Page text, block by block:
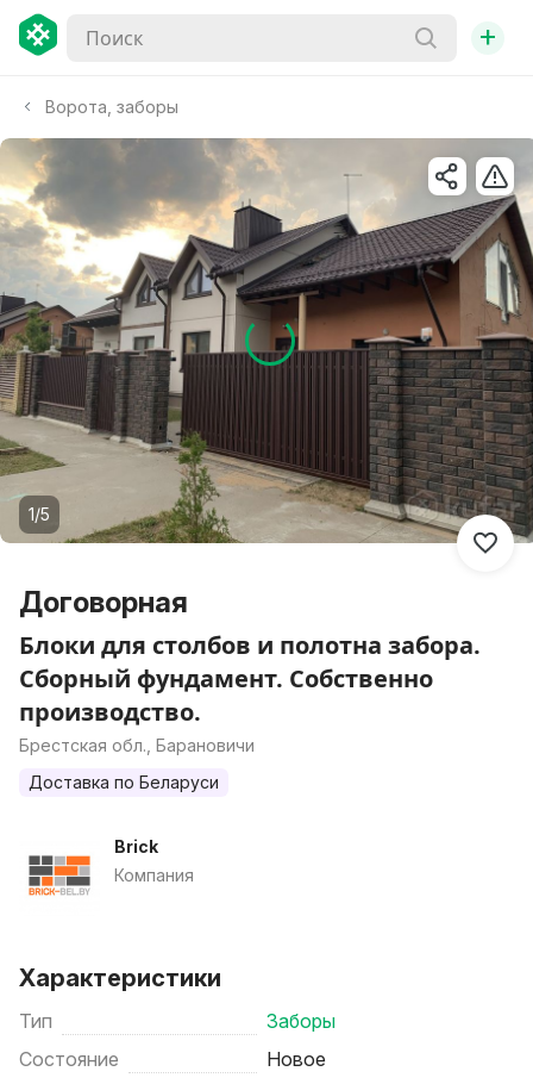
+
Ворота, заборы
1/5
Договорная
Блоки для столбов и полотна забора.
Сборный фундамент. Собственно
производство.
Брестская обл., Барановичи
Доставка по Беларуси
Brick
Компания
Характеристики
Тип
Заборы
Состояние
Новое